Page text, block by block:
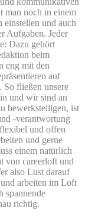
man noch in einem
und auch
Aufgaben. Jeder
Dazu gehört
beim
eng mit den
auf
So fließen unsere
und wir sind an
bewerkstelligen, ist
-verantwortung
und offen
und gerne
einem natürlich
von careerloft und
also Lust darauf
arbeiten im Loft
spannende
richtig.